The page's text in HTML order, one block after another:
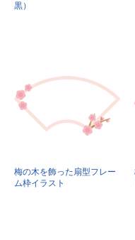
黒）
梅の木を飾った扇型フレー
ム枠イラスト